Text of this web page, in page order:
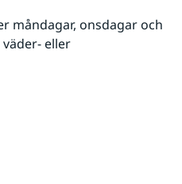
måndagar, onsdagar och
eller